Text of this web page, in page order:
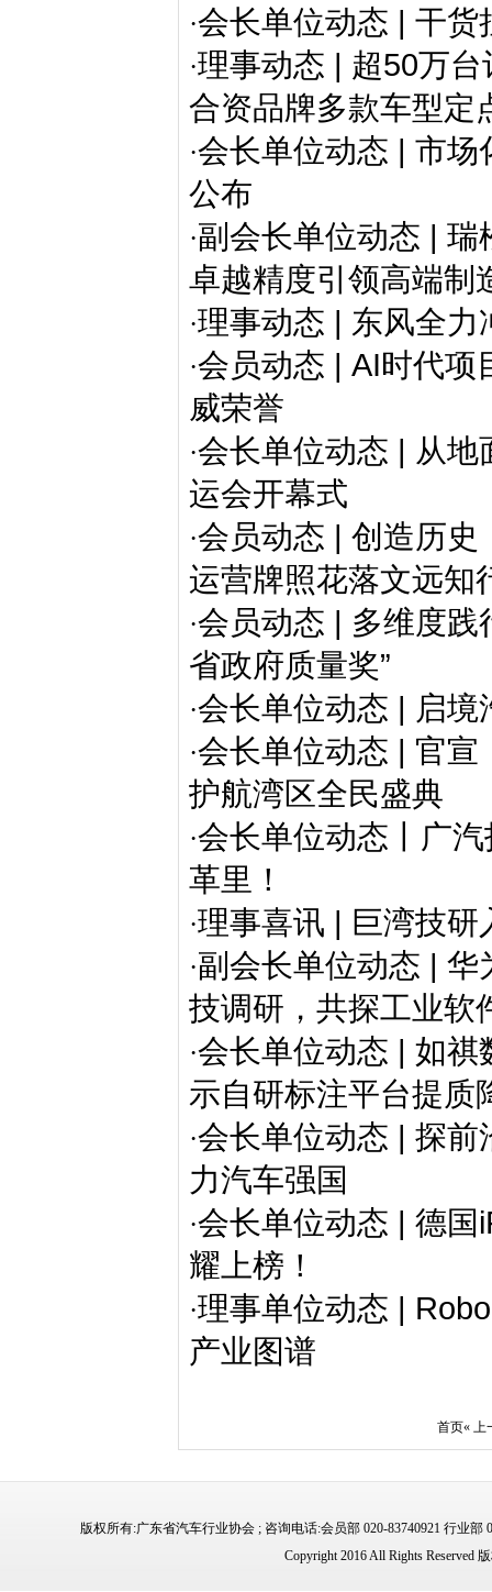
·会长单位动态 | 干货
·理事动态 | 超50万
合资品牌多款车型定
·会长单位动态 | 市
公布
·副会长单位动态 |
卓越精度引领高端制
·理事动态 | 东风全
·会员动态 | AI时代项
威荣誉
·会长单位动态 | 从地
运会开幕式
·会员动态 | 创造历
运营牌照花落文远知
·会员动态 | 多维度践
省政府质量奖”
·会长单位动态 | 启
·会长单位动态 | 官
护航湾区全民盛典
·会长单位动态丨广
革里！
·理事喜讯 | 巨湾技研
·副会长单位动态 |
技调研，共探工业软
·会长单位动态 | 如
示自研标注平台提质
·会长单位动态 | 探
力汽车强国
·会长单位动态 | 德
耀上榜！
·理事单位动态 |
产业图谱
首页« 上
版权所有:广东省汽车行业协会 ; 咨询电话:会员部 020-83740921 行业部
Copyright 2016 All Rights